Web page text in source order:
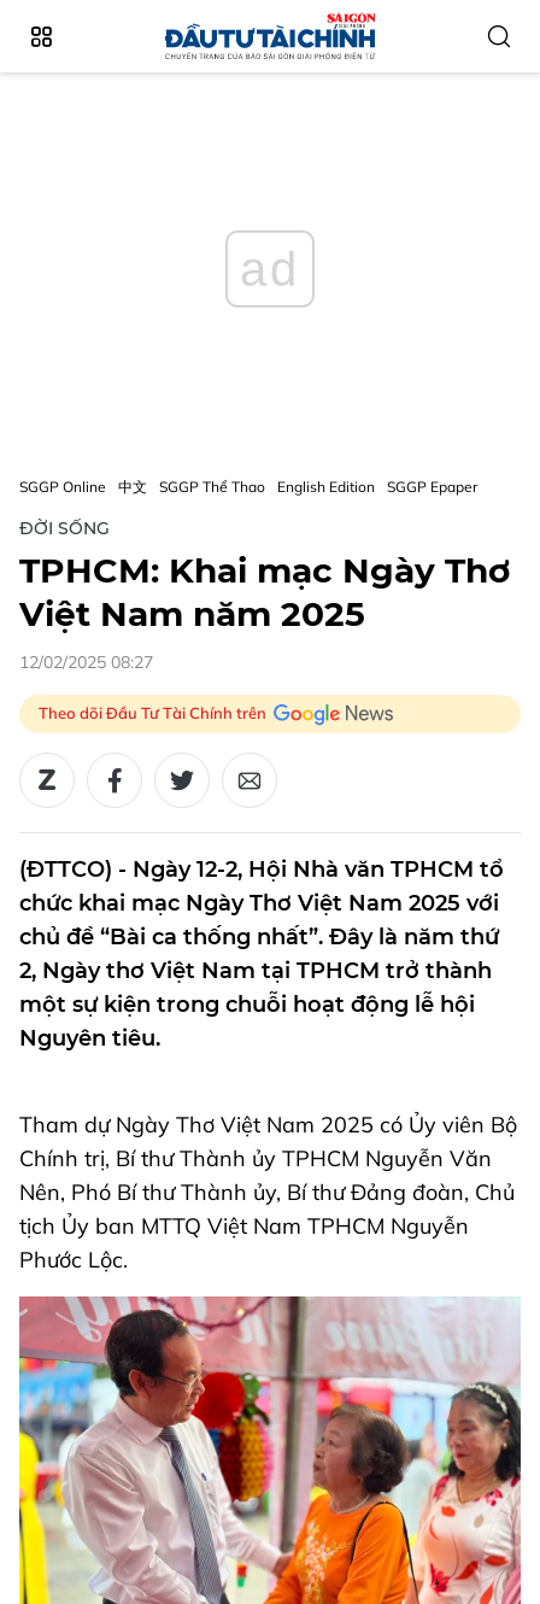
ad
SGGP Online 中文 SGGP Thể Thao English Edition SGGP Epaper
ĐỜI SỐNG
TPHCM: Khai mạc Ngày Thơ
Việt Nam năm 2025
12/02/2025 08:27
Theo dõi Đầu Tư Tài Chính trên
(ĐTTCO) - Ngày 12-2, Hội Nhà văn TPHCM tổ
chức khai mạc Ngày Thơ Việt Nam 2025 với
chủ đề “Bài ca thống nhất”. Đây là năm thứ
2, Ngày thơ Việt Nam tại TPHCM trở thành
một sự kiện trong chuỗi hoạt động lễ hội
Nguyên tiêu.
Tham dự Ngày Thơ Việt Nam 2025 có Ủy viên Bộ
Chính trị, Bí thư Thành ủy TPHCM Nguyễn Văn
Nên, Phó Bí thư Thành ủy, Bí thư Đảng đoàn, Chủ
tịch Ủy ban MTTQ Việt Nam TPHCM Nguyễn
Phước Lộc.